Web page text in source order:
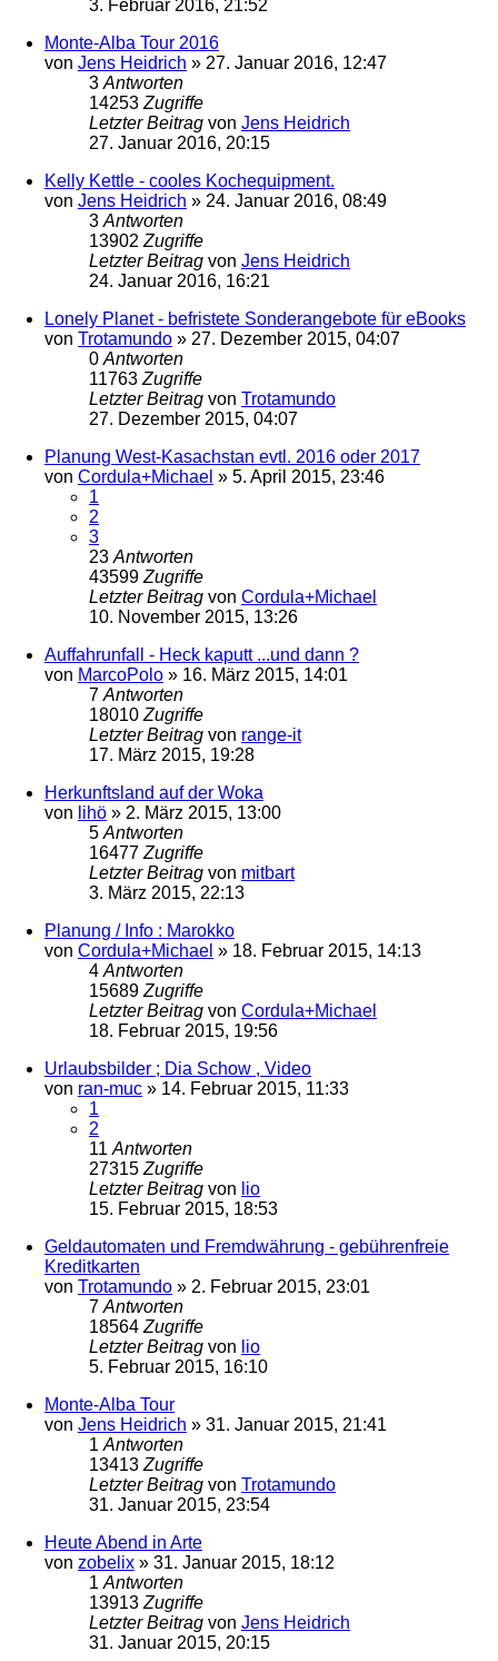
3. Februar 2016, 21:52
Monte-Alba Tour 2016
von Jens Heidrich » 27. Januar 2016, 12:47
3 Antworten
14253 Zugriffe
Letzter Beitrag von Jens Heidrich
27. Januar 2016, 20:15
Kelly Kettle - cooles Kochequipment.
von Jens Heidrich » 24. Januar 2016, 08:49
3 Antworten
13902 Zugriffe
Letzter Beitrag von Jens Heidrich
24. Januar 2016, 16:21
Lonely Planet - befristete Sonderangebote für eBooks
von Trotamundo » 27. Dezember 2015, 04:07
0 Antworten
11763 Zugriffe
Letzter Beitrag von Trotamundo
27. Dezember 2015, 04:07
Planung West-Kasachstan evtl. 2016 oder 2017
von Cordula+Michael » 5. April 2015, 23:46
1
2
3
23 Antworten
43599 Zugriffe
Letzter Beitrag von Cordula+Michael
10. November 2015, 13:26
Auffahrunfall - Heck kaputt ...und dann ?
von MarcoPolo » 16. März 2015, 14:01
7 Antworten
18010 Zugriffe
Letzter Beitrag von range-it
17. März 2015, 19:28
Herkunftsland auf der Woka
von lihö » 2. März 2015, 13:00
5 Antworten
16477 Zugriffe
Letzter Beitrag von mitbart
3. März 2015, 22:13
Planung / Info : Marokko
von Cordula+Michael » 18. Februar 2015, 14:13
4 Antworten
15689 Zugriffe
Letzter Beitrag von Cordula+Michael
18. Februar 2015, 19:56
Urlaubsbilder ; Dia Schow , Video
von ran-muc » 14. Februar 2015, 11:33
1
2
11 Antworten
27315 Zugriffe
Letzter Beitrag von lio
15. Februar 2015, 18:53
Geldautomaten und Fremdwährung - gebührenfreie
Kreditkarten
von Trotamundo » 2. Februar 2015, 23:01
7 Antworten
18564 Zugriffe
Letzter Beitrag von lio
5. Februar 2015, 16:10
Monte-Alba Tour
von Jens Heidrich » 31. Januar 2015, 21:41
1 Antworten
13413 Zugriffe
Letzter Beitrag von Trotamundo
31. Januar 2015, 23:54
Heute Abend in Arte
von zobelix » 31. Januar 2015, 18:12
1 Antworten
13913 Zugriffe
Letzter Beitrag von Jens Heidrich
31. Januar 2015, 20:15